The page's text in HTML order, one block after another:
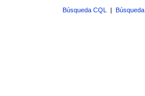
Búsqueda CQL |